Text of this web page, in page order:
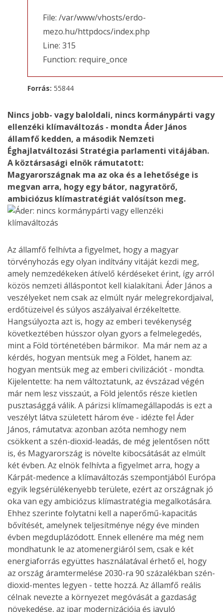
File: /var/www/vhosts/erdo-
mezo.hu/httpdocs/index.php
Line: 315
Function: require_once
Forrás: 55844
Nincs jobb- vagy baloldali, nincs kormánypárti vagy
ellenzéki klímaváltozás - mondta Áder János
államfő kedden, a második Nemzeti
Éghajlatváltozási Stratégia parlamenti vitájában.
A köztársasági elnök rámutatott:
Magyarországnak ma az oka és a lehetősége is
megvan arra, hogy egy bátor, nagyratörő,
ambiciózus klímastratégiát valósítson meg.
Az államfő felhívta a figyelmet, hogy a magyar
törvényhozás egy olyan indítvány vitáját kezdi meg,
amely nemzedékeken átívelő kérdéseket érint, így arról
közös nemzeti álláspontot kell kialakítani. Áder János a
veszélyeket nem csak az elmúlt nyár melegrekordjaival,
erdőtüzeivel és súlyos aszályaival érzékeltette.
Hangsúlyozta azt is, hogy az emberi tevékenység
következtében hússzor olyan gyors a felmelegedés,
mint a Föld történetében bármikor. Ma már nem az a
kérdés, hogyan mentsük meg a Földet, hanem az:
hogyan mentsük meg az emberi civilizációt - mondta.
Kijelentette: ha nem változtatunk, az évszázad végén
már nem lesz visszaút, a Föld jelentős része kietlen
pusztasággá válik. A párizsi klímamegállapodás is ezt a
veszélyt látva született három éve - idézte fel Áder
János, rámutatva: azonban azóta nemhogy nem
csökkent a szén-dioxid-leadás, de még jelentősen nőtt
is, és Magyarország is növelte kibocsátását az elmúlt
két évben. Az elnök felhívta a figyelmet arra, hogy a
Kárpát-medence a klímaváltozás szempontjából Európa
egyik legsérülékenyebb területe, ezért az országnak jó
oka van egy ambiciózus klímastratégia megalkotására.
Ehhez szerinte folytatni kell a naperőmű-kapacitás
bővítését, amelynek teljesítménye négy éve minden
évben megduplázódott. Ennek ellenére ma még nem
mondhatunk le az atomenergiáról sem, csak e két
energiaforrás együttes használatával érhető el, hogy
az ország áramtermelése 2030-ra 90 százalékban szén-
dioxid-mentes legyen - tette hozzá. Az államfő reális
célnak nevezte a környezet megóvását a gazdaság
növekedése, az ipar modernizációja és javuló